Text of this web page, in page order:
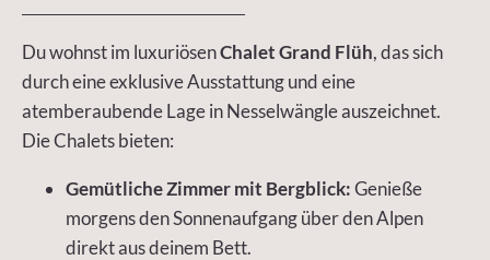
Du wohnst im luxuriösenChalet Grand Flüh, das sich
durch eine exklusive Ausstattung und eine
atemberaubende Lage in Nesselwängle auszeichnet.
Die Chalets bieten:
Gemütliche Zimmer mit Bergblick:Genieße
morgens den Sonnenaufgang über den Alpen
direkt aus deinem Bett.